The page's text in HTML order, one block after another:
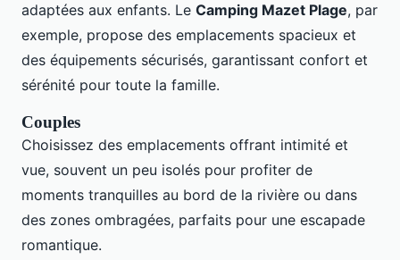
adaptées aux enfants. Le Camping Mazet Plage, par
exemple, propose des emplacements spacieux et
des équipements sécurisés, garantissant confort et
sérénité pour toute la famille.
Couples
Choisissez des emplacements offrant intimité et
vue, souvent un peu isolés pour profiter de
moments tranquilles au bord de la rivière ou dans
des zones ombragées, parfaits pour une escapade
romantique.